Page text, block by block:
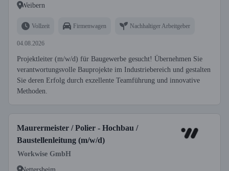
Weibern
Vollzeit Firmenwagen Nachhaltiger Arbeitgeber
04.08.2026
Projektleiter (m/w/d) für Baugewerbe gesucht! Übernehmen Sie
verantwortungsvolle Bauprojekte im Industriebereich und gestalten
Sie deren Erfolg durch exzellente Teamführung und innovative
Methoden.
Maurermeister / Polier - Hochbau /
Baustellenleitung (m/w/d)
Workwise GmbH
Nettersheim